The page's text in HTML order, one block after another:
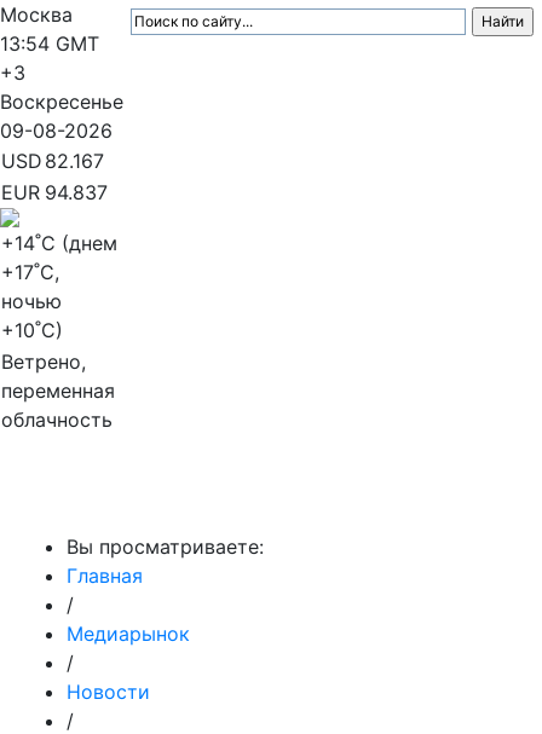
Москва
13:54 GMT
+3
Воскресенье
09-08-2026
USD 82.167
EUR 94.837
+14˚C (днем
+17˚C,
ночью
+10˚C)
Ветрено,
переменная
облачность
Вы просматриваете:
Главная
/
Медиарынок
/
Новости
/